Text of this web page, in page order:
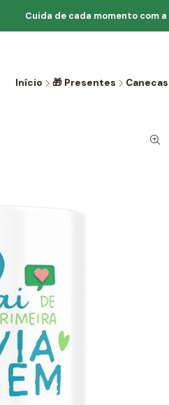
Cuida de cada momento com a
Início 🎁 Presentes Canecas